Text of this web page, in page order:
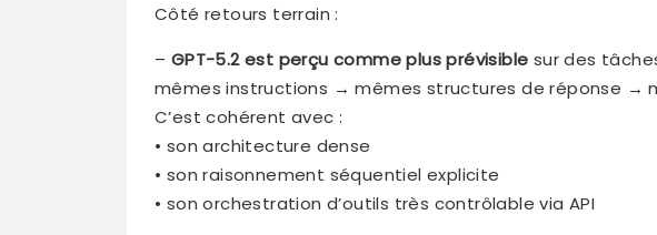
Côté retours terrain :
– GPT-5.2 est perçu comme plus prévisible sur des
mêmes instructions → mêmes structures de réponse →
C’est cohérent avec :
• son architecture dense
• son raisonnement séquentiel explicite
• son orchestration d’outils très contrôlable via API